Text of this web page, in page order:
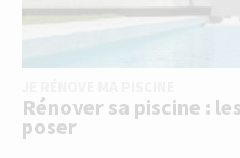
Rénover sa piscine :
poser